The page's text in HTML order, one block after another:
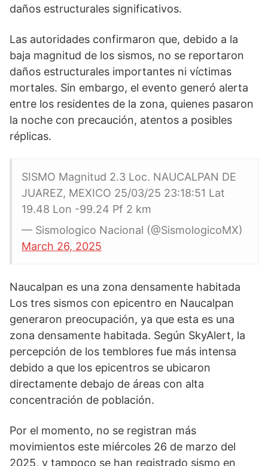
daños estructurales significativos.
Las autoridades confirmaron que, debido a la
baja magnitud de los sismos, no se reportaron
daños estructurales importantes ni víctimas
mortales. Sin embargo, el evento generó alerta
entre los residentes de la zona, quienes pasaron
la noche con precaución, atentos a posibles
réplicas.
SISMO Magnitud 2.3 Loc. NAUCALPAN DE
JUAREZ, MEXICO 25/03/25 23:18:51 Lat
19.48 Lon -99.24 Pf 2 km
— Sismologico Nacional (@SismologicoMX)
March 26, 2025
Naucalpan es una zona densamente habitada
Los tres sismos con epicentro en Naucalpan
generaron preocupación, ya que esta es una
zona densamente habitada. Según SkyAlert, la
percepción de los temblores fue más intensa
debido a que los epicentros se ubicaron
directamente debajo de áreas con alta
concentración de población.
Por el momento, no se registran más
movimientos este miércoles 26 de marzo del
2025, y tampoco se han registrado sismo en